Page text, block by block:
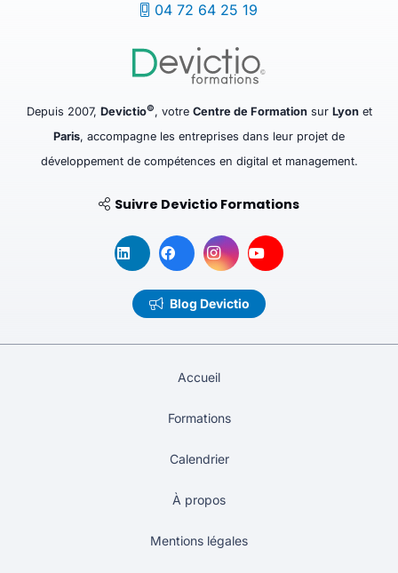
04 72 64 25 19
Depuis 2007, Devictio©, votre Centre de Formationsur Lyonet
Paris, accompagne les entreprises dans leur projet de
développement de compétences en digital et management.
Suivre Devictio Formations
Blog Devictio
Accueil
Formations
Calendrier
À propos
Mentions légales